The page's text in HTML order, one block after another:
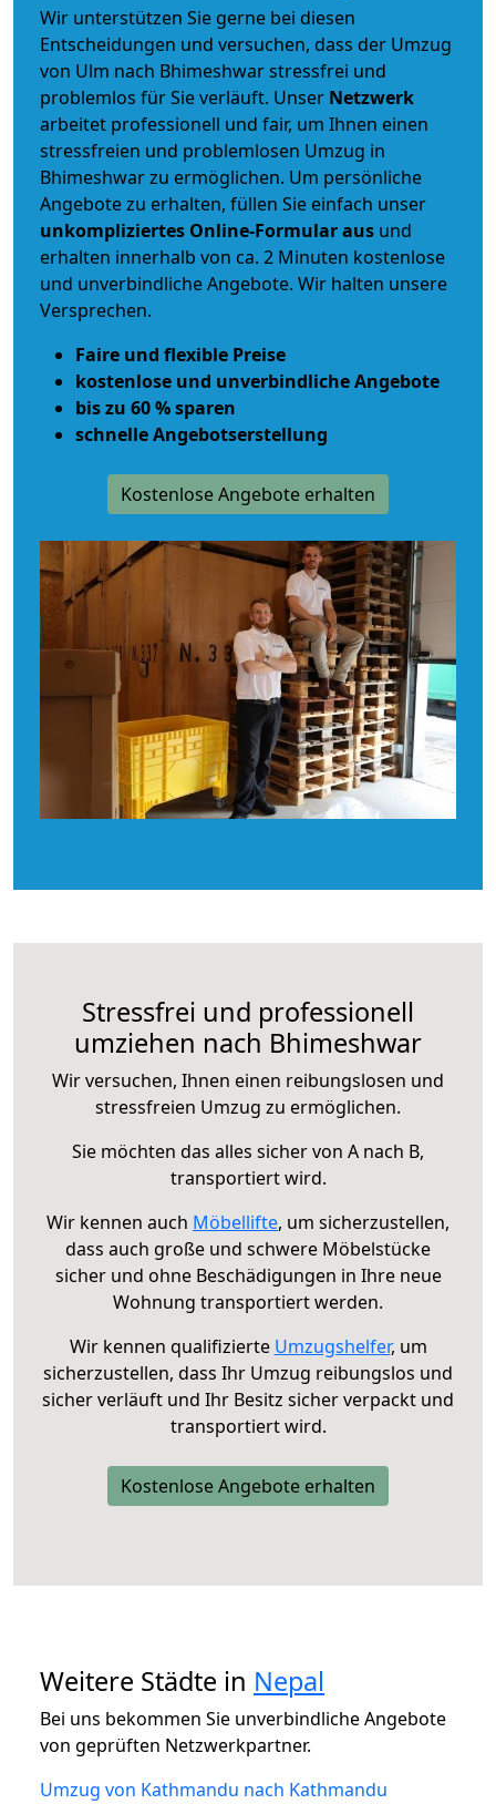
Wir unterstützen Sie gerne bei diesen
Entscheidungen und versuchen, dass der Umzug
von Ulm nach Bhimeshwar stressfrei und
problemlos für Sie verläuft. Unser Netzwerk
arbeitet professionell und fair, um Ihnen einen
stressfreien und problemlosen Umzug in
Bhimeshwar zu ermöglichen. Um persönliche
Angebote zu erhalten, füllen Sie einfach unser
unkompliziertes Online-Formular aus und
erhalten innerhalb von ca. 2 Minuten kostenlose
und unverbindliche Angebote. Wir halten unsere
Versprechen.
Faire und flexible Preise
kostenlose und unverbindliche Angebote
bis zu 60 % sparen
schnelle Angebotserstellung
Kostenlose Angebote erhalten
Stressfrei und professionell
umziehen nach Bhimeshwar
Wir versuchen, Ihnen einen reibungslosen und
stressfreien Umzug zu ermöglichen.
Sie möchten das alles sicher von A nach B,
transportiert wird.
Wir kennen auch Möbellifte, um sicherzustellen,
dass auch große und schwere Möbelstücke
sicher und ohne Beschädigungen in Ihre neue
Wohnung transportiert werden.
Wir kennen qualifizierte Umzugshelfer, um
sicherzustellen, dass Ihr Umzug reibungslos und
sicher verläuft und Ihr Besitz sicher verpackt und
transportiert wird.
Kostenlose Angebote erhalten
Weitere Städte in Nepal
Bei uns bekommen Sie unverbindliche Angebote
von geprüften Netzwerkpartner.
Umzug von Kathmandu nach Kathmandu